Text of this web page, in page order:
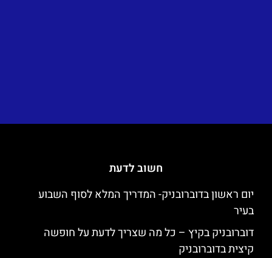
חשוב לדעת
יום ראשון בדוברובניק- המדריך המלא לסוף השבוע
בעיר
דוברובניק בקיץ – כל מה שצריך לדעת על חופשה
קיצית בדוברובניק